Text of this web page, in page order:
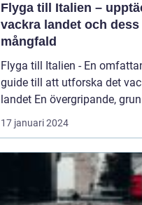
Flyga till Italien –
vackra landet och dess
mångfald
Flyga till Italien - En
guide till att utforska det
landet En övergripande,
17 januari 2024